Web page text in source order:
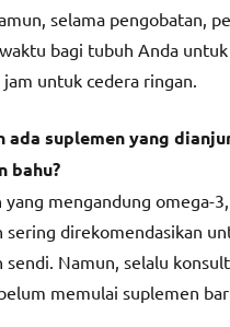
selama pengobatan,
bagi tubuh Anda
untuk cedera ringan.
ada suplemen yang
bahu?
yang mengandung omega-
sering direkomendasikan
sendi. Namun, selalu
memulai suplemen